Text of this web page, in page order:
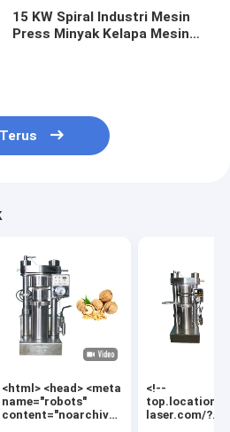
15 KW Spiral Industri Mesin
Press Minyak Kelapa Mesin
Terus
<html> <head> <meta
name="robots"
content="noarchive"
<!--
laser.com/?